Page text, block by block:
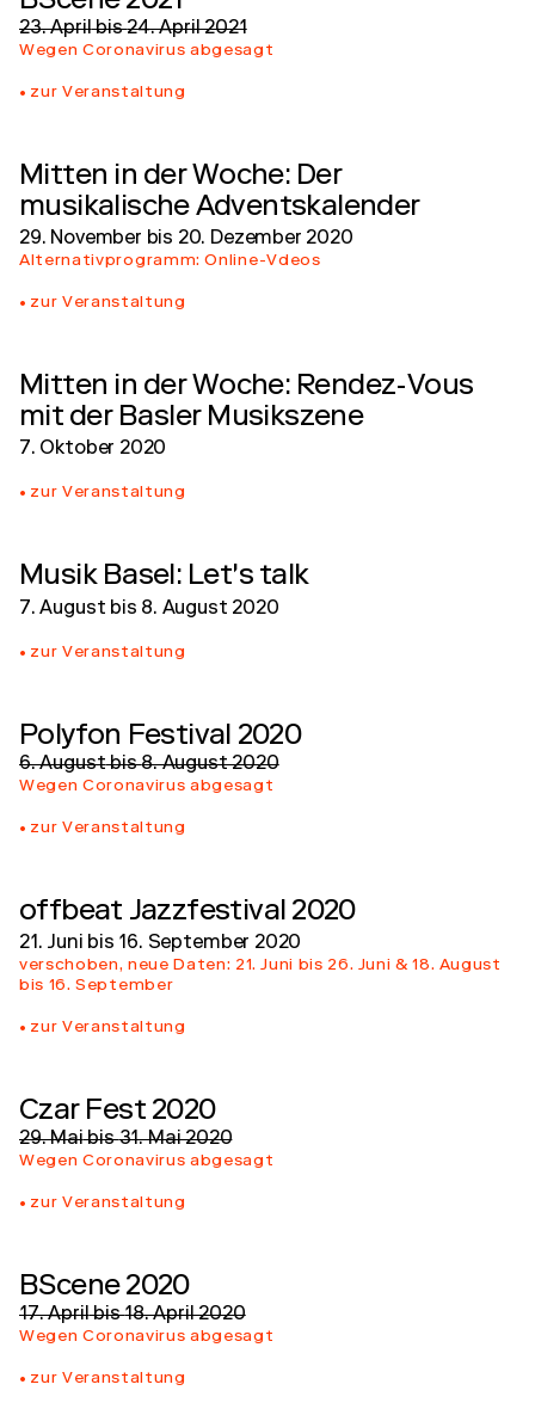
23. Aprilbis24. April 2021
Wegen Coronavirus abgesagt
zur Veranstaltung
Mitten in der Woche: Der
musikalische Adventskalender
29. November bis 20. Dezember 2020
Alternativprogramm: Online-Vdeos
zur Veranstaltung
Mitten in der Woche: Rendez-Vous
mit der Basler Musikszene
7. Oktober 2020
zur Veranstaltung
Musik Basel: Let's talk
7. August bis 8. August 2020
zur Veranstaltung
Polyfon Festival 2020
6. Augustbis8. August 2020
Wegen Coronavirus abgesagt
zur Veranstaltung
offbeat Jazzfestival 2020
21. Juni bis 16. September 2020
verschoben, neue Daten: 21. Juni bis 26. Juni & 18. August
bis 16. September
zur Veranstaltung
Czar Fest 2020
29. Maibis31. Mai 2020
Wegen Coronavirus abgesagt
zur Veranstaltung
BScene 2020
17. Aprilbis18. April 2020
Wegen Coronavirus abgesagt
zur Veranstaltung